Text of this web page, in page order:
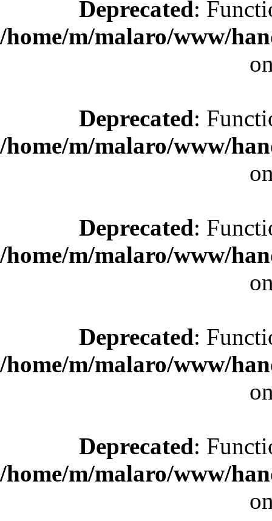
Deprecated:
/home/m/malaro/www/
Deprecated:
/home/m/malaro/www/
Deprecated:
/home/m/malaro/www/
Deprecated:
/home/m/malaro/www/
Deprecated:
/home/m/malaro/www/